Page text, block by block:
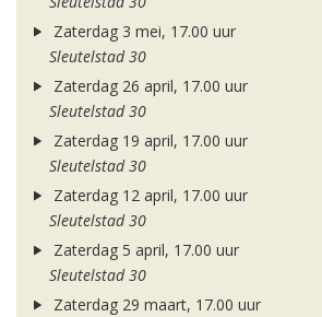
Zaterdag 3 mei, 17.00 uur
Sleutelstad 30
Zaterdag 26 april, 17.00 uur
Sleutelstad 30
Zaterdag 19 april, 17.00 uur
Sleutelstad 30
Zaterdag 12 april, 17.00 uur
Sleutelstad 30
Zaterdag 5 april, 17.00 uur
Sleutelstad 30
Zaterdag 29 maart, 17.00 uur